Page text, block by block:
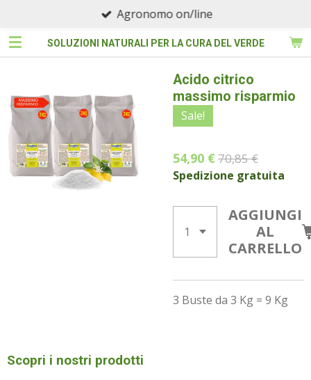
contenutoSOLUZIONI NATURALI PER LA CURA DEL VERDE
Agronomo on/line
Acido citrico
massimo risparmio
Sale!
54,90 € 70,85 €
Spedizione gratuita
AGGIUNGI
AL
CARRELLO
3 Buste da 3 Kg = 9 Kg
Scopri i nostri prodotti